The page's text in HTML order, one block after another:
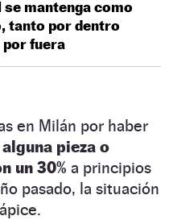
se mantenga como
tanto por dentro
fuera
en Milán por haber
pieza o
un 30% a principios
pasado, la situación